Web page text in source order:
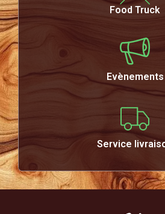
Food Truck
Evènements
Service